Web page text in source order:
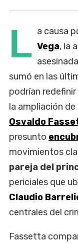
L a causa
Vega, la
sumó en las
podrían
la ampliación
Osvaldo
presunto
movimientos
pareja del
periciales que
Claudio
centrales del
Fassetta